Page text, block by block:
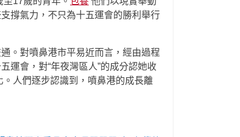
撐氣力，不只為十五運會的勝利舉行
。對噴鼻港市平易近而言，經由過程
運會，對“年夜灣區人”的成分認她收
人們逐步認識到，噴鼻港的成長離